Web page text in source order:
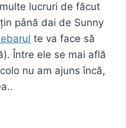
lucruri de făcut
până dai de Sunny
te va face să
Între ele se mai află
nu am ajuns încă,